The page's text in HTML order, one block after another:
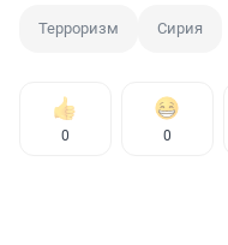
Терроризм Сирия
0 0